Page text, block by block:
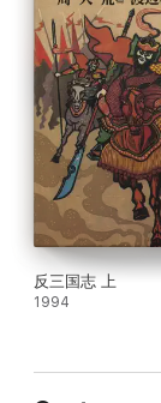
反三国志 上
1994